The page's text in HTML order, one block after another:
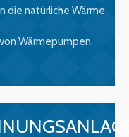
die natürliche Wärme
Wärmepumpen.